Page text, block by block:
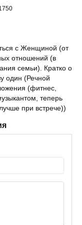
с Женщиной (от
отношений (в
семьи). Кратко о
один (Речной
(фитнес,
теперь
при встрече))